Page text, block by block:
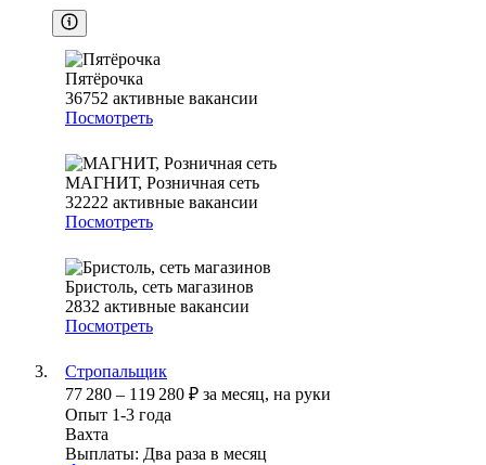
Пятёрочка
36752 активные вакансии
Посмотреть
МАГНИТ, Розничная сеть
32222 активные вакансии
Посмотреть
Бристоль, сеть магазинов
2832 активные вакансии
Посмотреть
Стропальщик
77 280 – 119 280 ₽ за месяц, на руки
Опыт 1-3 года
Вахта
Выплаты: Два раза в месяц